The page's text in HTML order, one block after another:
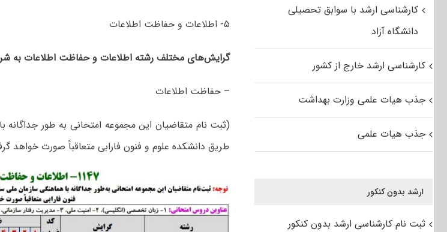
۵- اطلاعات و حفاظت اطلاعات
گرایش‌های مختلف رشته اطلاعات و حفاظت اطلاعات به
– حفاظت اطلاعات
(ثبت نام متقاضیان این مجموعه امتحانی به طور
طریق دانشکده علوم و فنون فارابی متعاقباً صورت خواهد
کارشناسی ارشد با سوابق تحصیلی
دانشگاه آزاد
کارشناسی ارشد خارج از کشور
جذب هیات علمی وزارت بهداشت
جذب هیات علمی
ارشد بدون کنکور
ثبت نام کارشناسی ارشد بدون کنکور